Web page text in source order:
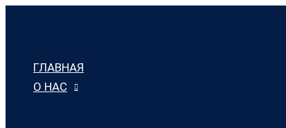
ГЛАВНАЯ
О НАС